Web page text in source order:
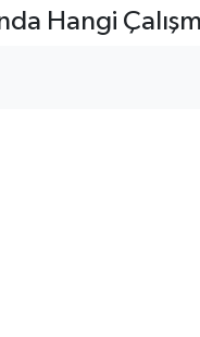
Hangi